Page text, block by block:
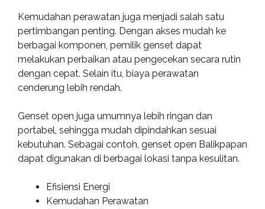
Kemudahan perawatan juga menjadi salah satu
pertimbangan penting. Dengan akses mudah ke
berbagai komponen, pemilik genset dapat
melakukan perbaikan atau pengecekan secara rutin
dengan cepat. Selain itu, biaya perawatan
cenderung lebih rendah.
Genset open juga umumnya lebih ringan dan
portabel, sehingga mudah dipindahkan sesuai
kebutuhan. Sebagai contoh, genset open Balikpapan
dapat digunakan di berbagai lokasi tanpa kesulitan.
Efisiensi Energi
Kemudahan Perawatan